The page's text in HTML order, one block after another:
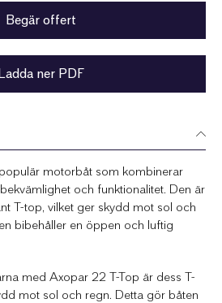
Begär offert
Ladda ner PDF
motorbåt som kombinerar
och funktionalitet. Den är
T-top, vilket ger skydd mot sol och
bibehåller en öppen och luftig
med Axopar 22 T-Top är dess T-
mot sol och regn. Detta gör båten